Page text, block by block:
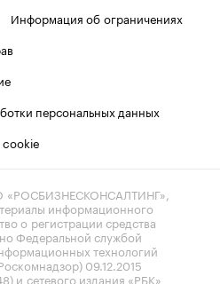
Информация об ограничениях
персональных данных
cookie
информационного
о регистрации средства
Федеральной службой
технологий
09.12.2015
сетевого издания «РБК»